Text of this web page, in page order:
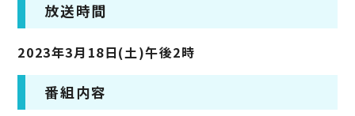
放送時間
2023年3月18日(土)午後2時
番組内容